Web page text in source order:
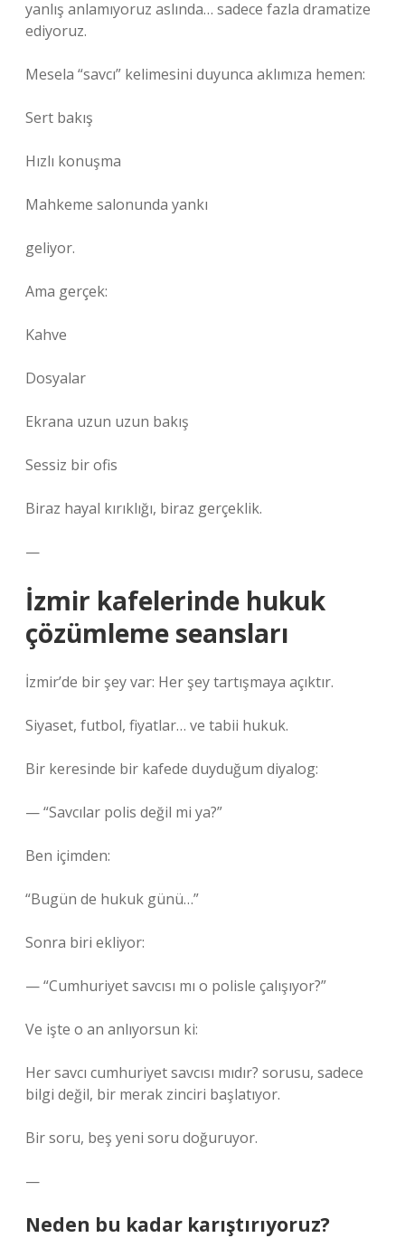
yanlış anlamıyoruz aslında… sadece fazla dramatize
ediyoruz.
Mesela “savcı” kelimesini duyunca aklımıza hemen:
Sert bakış
Hızlı konuşma
Mahkeme salonunda yankı
geliyor.
Ama gerçek:
Kahve
Dosyalar
Ekrana uzun uzun bakış
Sessiz bir ofis
Biraz hayal kırıklığı, biraz gerçeklik.
—
İzmir kafelerinde hukuk
çözümleme seansları
İzmir’de bir şey var: Her şey tartışmaya açıktır.
Siyaset, futbol, fiyatlar… ve tabii hukuk.
Bir keresinde bir kafede duyduğum diyalog:
— “Savcılar polis değil mi ya?”
Ben içimden:
“Bugün de hukuk günü…”
Sonra biri ekliyor:
— “Cumhuriyet savcısı mı o polisle çalışıyor?”
Ve işte o an anlıyorsun ki:
Her savcı cumhuriyet savcısı mıdır? sorusu, sadece
bilgi değil, bir merak zinciri başlatıyor.
Bir soru, beş yeni soru doğuruyor.
—
Neden bu kadar karıştırıyoruz?